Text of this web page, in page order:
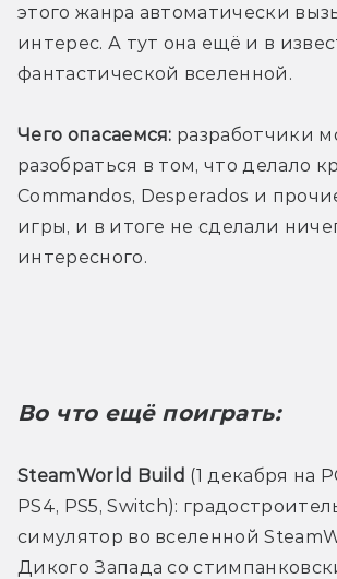
этого жанра автоматически
интерес. А тут она ещё и в
фантастической вселенной.
Чего опасаемся: разработчики
разобраться в том, что делало
Commandos, Desperados и
игры, и в итоге не сделали
интересного.
Во что ещё поиграть:
SteamWorld Build (1 декабря на
PS4, PS5, Switch):
симулятор во вселенной
Дикого Запада со